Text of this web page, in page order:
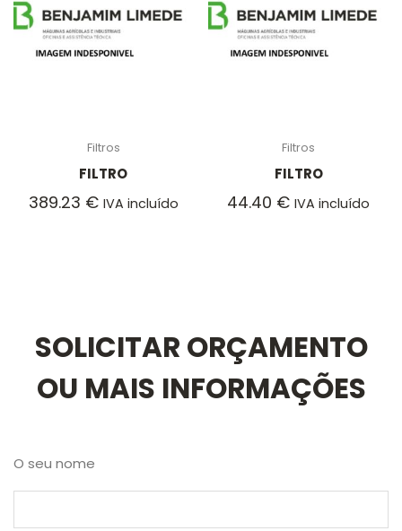
Filtros
FILTRO
389.23 € IVA incluído
Filtros
FILTRO
44.40 € IVA incluído
SOLICITAR ORÇAMENTO
OU MAIS INFORMAÇÕES
O seu nome